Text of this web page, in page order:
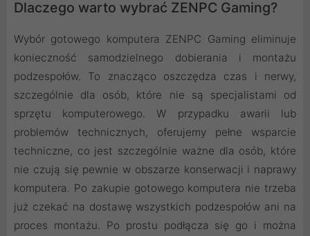
Dlaczego warto wybrać ZENPC Gaming?
Wybór gotowego komputera ZENPC Gaming eliminuje
konieczność samodzielnego dobierania i montażu
podzespołów. To znacząco oszczędza czas i nerwy,
szczególnie dla osób, które nie są specjalistami od
sprzętu komputerowego. W przypadku awarii lub
problemów technicznych, oferujemy pełne wsparcie
techniczne, co jest szczególnie ważne dla osób, które
nie czują się pewnie w obszarze konserwacji i naprawy
komputera. Po zakupie gotowego komputera nie trzeba
już czekać na dostawę wszystkich podzespołów ani na
proces montażu. Po prostu podłącza się go i można